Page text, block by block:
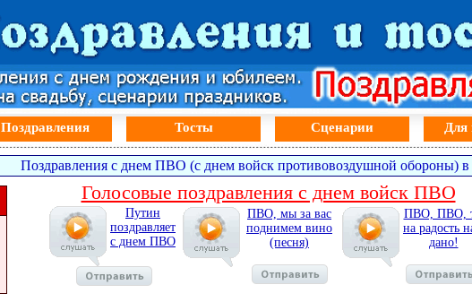
Поздравления Тосты Сценарии Для
Поздравления с днем ПВО (с днем войск противовоздушной обороны) в
Голосовые поздравления с днем войск ПВО
Путин
поздравляет
с днем ПВО
ПВО, мы за вас
поднимем вино
(песня)
ПВО, ПВО,
на радость
дано!